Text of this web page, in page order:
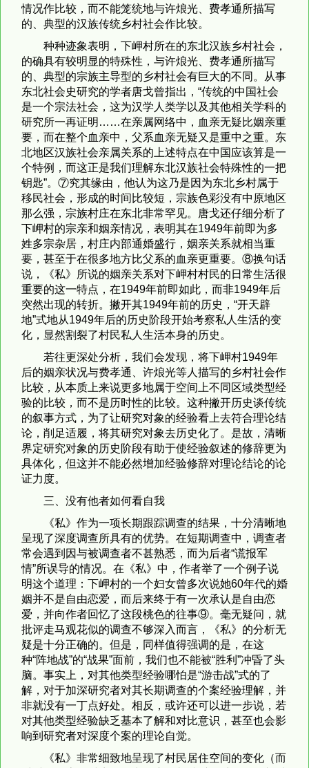
情况作比较，而不能笼统地与许烺光、费孝通所描写
的、典型的汉族传统乡村社会作比较。
种种迹象表明，下岬村所在的东北汉族乡村社会，
的确具有较明显的特殊性，与许烺光、费孝通所描写
的、典型的宗族主导型的乡村社会有巨大的不同。从事
东北社会史研究的学者唐戈曾指出，“传统的中国社会
是一个宗法社会，这为汉学人类学以及其他相关学科的
研究所一再证明……在亲属网络中，血亲无疑比姻亲重
要，而在整个血亲中，父系血亲无疑又是重中之重。东
北地区汉族社会亲属关系的上述特点在中国应该算是一
个特例，而这正是我们理解东北汉族社会特殊性的一把
钥匙”。⑦究其缘由，他认为这乃是因为东北乡村属于
移民社会，形成的时间比较短，宗族色彩没有中原地区
那么强，宗族村庄在东北非常罕见。唐戈还仔细分析了
下岬村的宗亲和姻亲情况，表明其在1949年前即为多
姓多宗杂居，村庄内部通婚盛行，姻亲关系就相当重
要，甚至于在很多地方比父系的血亲更重要。⑧换句话
说，《私》所说的姻亲关系对下岬村村民的日常生活很
重要的这一特点，在1949年前即如此，而非1949年后
突然出现的转折。撇开其1949年前的历史，“开天辟
地”式地从1949年后的历史阶段开始考察私人生活的变
化，显然割裂了村民私人生活本身的历史。
若往更深处分析，我们会发现，将下岬村1949年
后的姻亲状况与费孝通、许烺光等人描写的乡村社会作
比较，从本质上来说更多地属于空间上不同区域类型经
验的比较，而不是历时性的比较。这种撇开历史谈传统
的叙事方式，为了让研究对象的经验看上去符合理论结
论，削足适履，将其研究对象去历史化了。是故，清晰
界定研究对象的历史阶段有助于使经验叙述的修辞更为
具体化，但这并不能必然增加经验修辞对理论结论的论
证力度。
三、没有他者如何看自我
《私》作为一项长期跟踪调查的结果，十分清晰地
呈现了深度调查所具有的优势。在短期调查中，调查者
常会遇到因与被调查者不甚熟悉，而为后者“谎报军
情”所误导的情况。在《私》中，作者举了一个例子说
明这个道理：下岬村的一个妇女曾多次说她60年代的婚
姻并不是自由恋爱，而后来终于有一次承认是自由恋
爱，并向作者回忆了这段桃色的往事⑨。毫无疑问，就
批评走马观花似的调查不够深入而言，《私》的分析无
疑是十分正确的。但是，同样值得强调的是，在这
种“阵地战”的“战果”面前，我们也不能被“胜利”冲昏了头
脑。事实上，对其他类型经验哪怕是“游击战”式的了
解，对于加深研究者对其长期调查的个案经验理解，并
非就没有一丁点好处。相反，或许还可以进一步说，若
对其他类型经验缺乏基本了解和对比意识，甚至也会影
响到研究者对深度个案的理论自觉。
《私》非常细致地呈现了村民居住空间的变化（而